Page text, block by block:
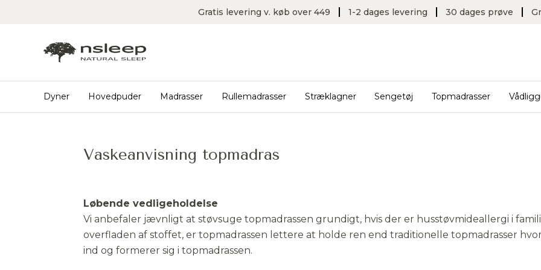
Gratis levering v. køb over 449 1-2 dages levering 30 dages prøve
Dyner Hovedpuder Madrasser Rullemadrasser Stræklagner Sengetøj Topmadrasser
Vaskeanvisning topmadras
Løbende vedligeholdelse
Vi anbefaler jævnligt at støvsuge topmadrassen grundigt, hvis der er husstøvmideallergi i
overfladen af stoffet, er topmadrassen lettere at holde ren end traditionelle topmadrasser
ind og formerer sig i topmadrassen.